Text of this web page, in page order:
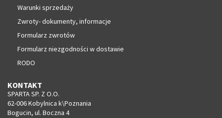
Warunki sprzedaży
Zwroty- dokumenty, informacje
Formularz zwrotów
Formularz niezgodności w dostawie
RODO
KONTAKT
SPARTA SP. Z O.O.
62-006 Kobylnica k\Poznania
Bogucin, ul. Boczna 4